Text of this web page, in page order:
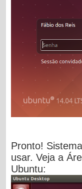
Pronto!
usar. Veja a
Ubuntu: